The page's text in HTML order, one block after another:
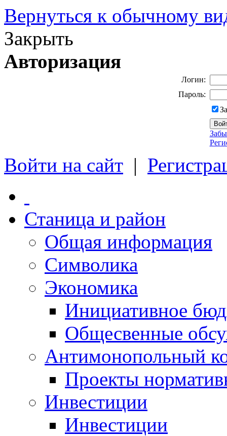
Вернуться к обычному
Закрыть
Авторизация
Логин:
Пароль:
Войти на сайт |
Станица и район
Общая информация
Символика
Экономика
Инициативное
Общесвенные
Антимонопольный
Проекты
Инвестиции
Инвестиции